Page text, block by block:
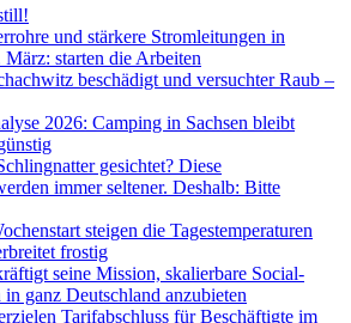
und stärkere Stromleitungen in
starten die Arbeiten
beschädigt und versuchter Raub –
2026: Camping in Sachsen bleibt
gesichtet? Diese
immer seltener. Deshalb: Bitte
steigen die Tagestemperaturen
frostig
seine Mission, skalierbare Social-
ganz Deutschland anzubieten
Tarifabschluss für Beschäftigte im